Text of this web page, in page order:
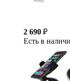
2 690 ₽
Есть в